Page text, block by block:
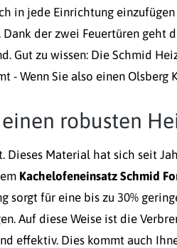
in jede Einrichtung
der zwei Feuertüren geht
Gut zu wissen: Die Schmid
- Wenn Sie also einen Olsberg
robusten
Dieses Material hat sich seit
Kachelofeneinsatz Schmid
sorgt für eine bis zu 30%
Auf diese Weise ist die
effektiv. Dies kommt auch